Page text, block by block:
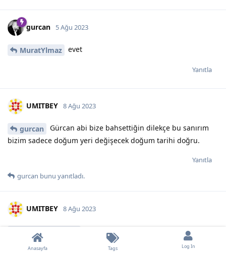
gurcan 5 Ağu 2023
MuratYlmaz evet
Yanıtla
UMITBEY 8 Ağu 2023
gurcan
Gürcan abi bize bahsettiğin dilekçe bu sanırım
bizim sadece doğum yeri değişecek doğum tarihi doğru.
Yanıtla
gurcan bunu yanıtladı.
UMITBEY 8 Ağu 2023
YusufVatansever
İsim konusunda mahkemeye gerek
yokmuş sanırım önceki ismi soyismi yazılıyor ama doğum yeri
Anasayfa Tags Log In